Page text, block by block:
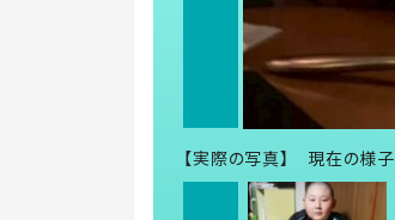
【実際の写真】 現在の様子